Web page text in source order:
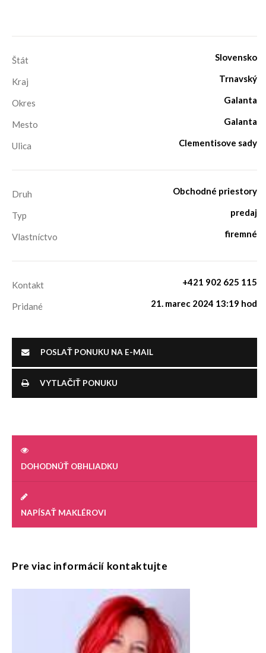
Štát Slovensko
Kraj Trnavský
Okres Galanta
Mesto Galanta
Ulica Clementisove sady
Druh Obchodné priestory
Typ predaj
Vlastníctvo firemné
Kontakt +421 902 625 115
Pridané 21. marec 2024 13:19 hod
POSLAŤ PONUKU NA E-MAIL
VYTLAČIŤ PONUKU
DOHODNÚŤ OBHLIADKU
NAPÍSAŤ MAKLÉROVI
Pre viac informácií kontaktujte